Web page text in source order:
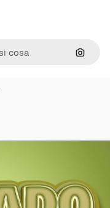
Cerca